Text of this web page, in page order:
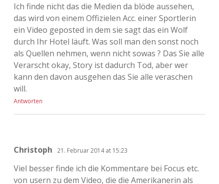
Ich finde nicht das die Medien da blöde aussehen,
das wird von einem Offizielen Acc. einer Sportlerin
ein Video geposted in dem sie sagt das ein Wolf
durch Ihr Hotel läuft. Was soll man den sonst noch
als Quellen nehmen, wenn nicht sowas ? Das Sie alle
Verarscht okay, Story ist dadurch Tod, aber wer
kann den davon ausgehen das Sie alle veraschen
will.
Antworten
Christoph 21. Februar 2014 at 15:23
Viel besser finde ich die Kommentare bei Focus etc.
von usern zu dem Video, die die Amerikanerin als